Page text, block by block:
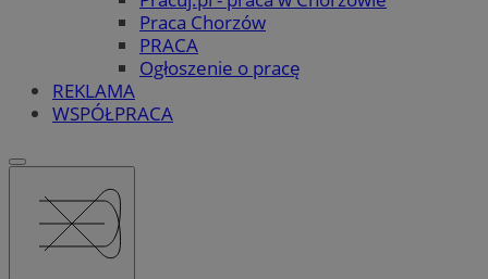
Praca Chorzów
PRACA
Ogłoszenie o pracę
REKLAMA
WSPÓŁPRACA